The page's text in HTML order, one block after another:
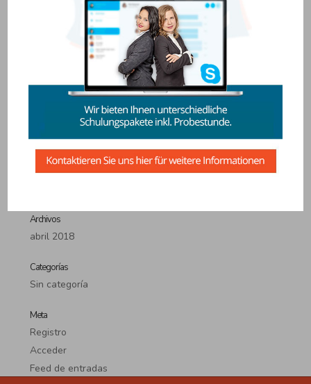
Entradas recientes
Neue Webseite
Archivos
abril 2018
Categorías
Sin categoría
Meta
Registro
Acceder
Feed de entradas